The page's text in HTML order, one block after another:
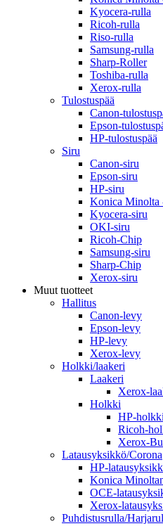
Kyocera-rulla
Ricoh-rulla
Riso-rulla
Samsung-rulla
Sharp-Roller
Toshiba-rulla
Xerox-rulla
Tulostuspää
Canon-
Epson-
HP-tulostuspää
Siru
Canon-siru
Epson-siru
HP-siru
Konica Minolta
Kyocera-siru
OKI-siru
Ricoh-Chip
Samsung-siru
Sharp-Chip
Xerox-siru
Muut tuotteet
Hallitus
Canon-levy
Epson-levy
HP-levy
Xerox-levy
Holkki/laakeri
Laakeri
Xerox-
Holkki
HP-holkki
Ricoh-
Xerox-
Latausyksikkö/Corona
HP-
Konica
OCE-
Xerox-
Puhdistusrulla/